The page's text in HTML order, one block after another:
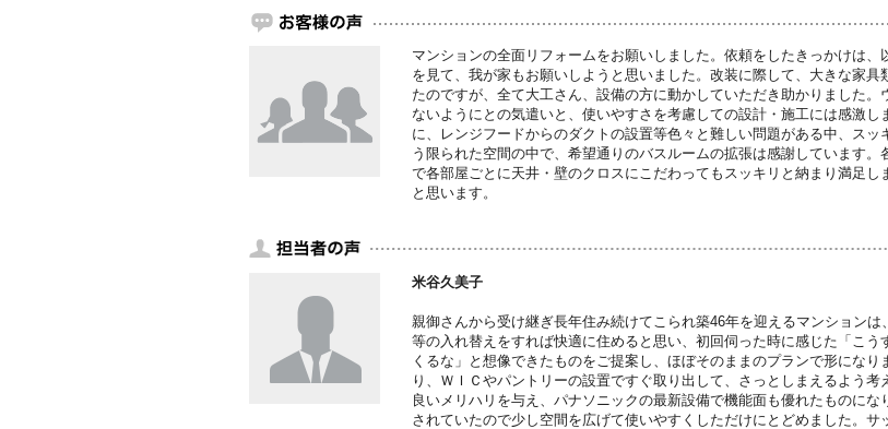
マンションの全面リフォームをお願いしました。依頼をしたきっかけは
を見て、我が家もお願いしようと思いました。改装に際して、大きな家
たのですが、全て大工さん、設備の方に動かしていただき助かりました
ないようにとの気遣いと、使いやすさを考慮しての設計・施工には感激
に、レンジフードからのダクトの設置等色々と難しい問題がある中、ス
う限られた空間の中で、希望通りのバスルームの拡張は感謝しています
で各部屋ごとに天井・壁のクロスにこだわってもスッキリと納まり満足
と思います。
米谷久美子
親御さんから受け継ぎ長年住み続けてこられ築46年を迎えるマンション
等の入れ替えをすれば快適に住めると思い、初回伺った時に感じた「こ
くるな」と想像できたものをご提案し、ほぼそのままのプランで形にな
り、ＷＩＣやパントリーの設置ですぐ取り出して、さっとしまえるよう
良いメリハリを与え、パナソニックの最新設備で機能面も優れたものに
されていたので少し空間を広げて使いやすくしただけにとどめました。